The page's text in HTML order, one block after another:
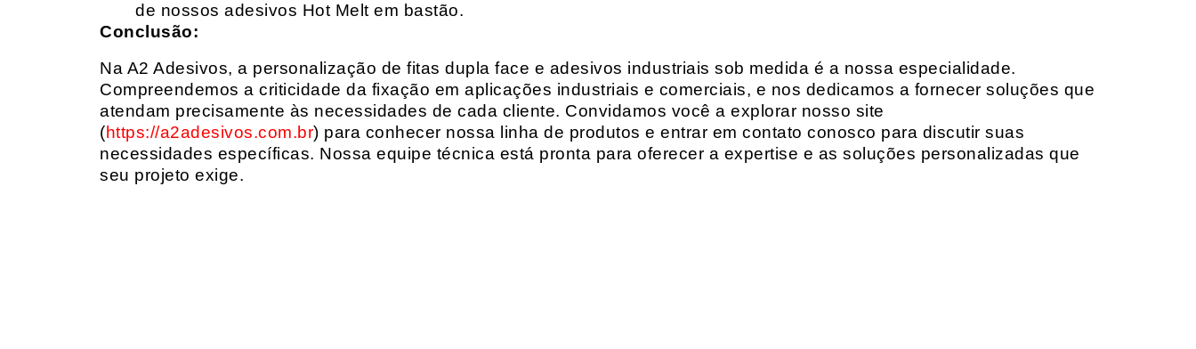
de nossos adesivos Hot Melt em bastão.
Conclusão:
Na A2 Adesivos, a personalização de fitas dupla face e adesivos industriais sob medida é a nossa especialidade.
Compreendemos a criticidade da fixação em aplicações industriais e comerciais, e nos dedicamos a fornecer soluções que
atendam precisamente às necessidades de cada cliente. Convidamos você a explorar nosso site
(https://a2adesivos.com.br) para conhecer nossa linha de produtos e entrar em contato conosco para discutir suas
necessidades específicas. Nossa equipe técnica está pronta para oferecer a expertise e as soluções personalizadas que
seu projeto exige.